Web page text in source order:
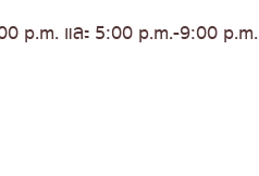
p.m. และ 5:00 p.m.-9:00 p.m.